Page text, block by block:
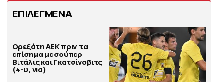
ΕΠΙΛΕΓΜΕΝΑ
Ορεξάτη ΑΕΚ πριν τα
επίσημα με σούπερ
Βιτάλις και Γκατσίνοβιτς
(4-0, vid)